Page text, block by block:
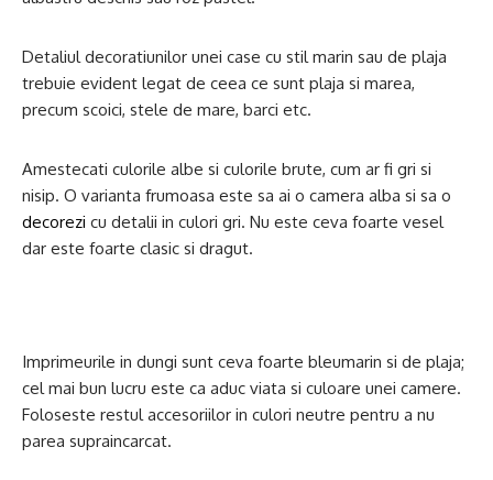
Detaliul decoratiunilor unei case cu stil marin sau de plaja
trebuie evident legat de ceea ce sunt plaja si marea,
precum scoici, stele de mare, barci etc.
Amestecati culorile albe si culorile brute, cum ar fi gri si
nisip. O varianta frumoasa este sa ai o camera alba si sa o
decorezi cu detalii in culori gri. Nu este ceva foarte vesel
dar este foarte clasic si dragut.
Imprimeurile in dungi sunt ceva foarte bleumarin si de plaja;
cel mai bun lucru este ca aduc viata si culoare unei camere.
Foloseste restul accesoriilor in culori neutre pentru a nu
parea supraincarcat.